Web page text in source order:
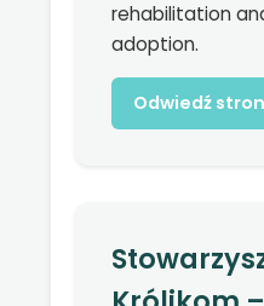
rehabilitation
adoption.
Odwiedź